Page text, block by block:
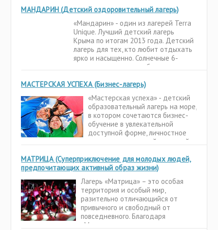
Челябинская область
Ярославская область
Украина
Швейцария
Эстония
в нескольких минутах ходьбы от
Пачевиля - популярного на Мальте
центра
МАНДАРИН (Детский оздоровительный лагерь)
«Мандарин» - один из лагерей Terra
Unique. Лучший детский лагерь
Крыма по итогам 2013 года. Детский
лагерь для тех, кто любит отдыхать
ярко и насыщенно. Солнечные 6-
местные номера с удобствами;
горки; собственный галечный пляж;
целебный сосновый воздух;
скалодром;
МАСТЕРСКАЯ УСПЕХА (Бизнес-лагерь)
«Мастерская успеха» - детский
образовательный лагерь на море,
в котором сочетаются бизнес-
обучение в увлекательной
доступной форме, личностное
развитие и отличный активный
как сам определишь, быть
свободным, самостоятельным,
уверенным в будущем, этот
проект для тебя.
МАТРИЦА (Cуперприключение для молодых людей,
предпочитающих активный образ жизни)
Лагерь «Матрица» – это особая
территория и особый мир,
разительно отличающийся от
привычного и свободный от
повседневного. Благодаря
«Матрице», вчерашние школяры